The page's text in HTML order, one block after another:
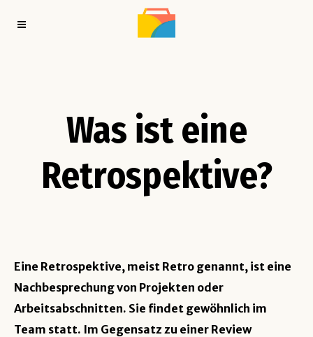
Was ist eine
Retrospektive?
Eine Retrospektive, meist Retro genannt, ist eine
Nachbesprechung von Projekten oder
Arbeitsabschnitten. Sie findet gewöhnlich im
Team statt. Im Gegensatz zu einer Review